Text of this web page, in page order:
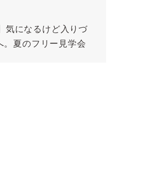
気になるけど入りづ
夏のフリー見学会